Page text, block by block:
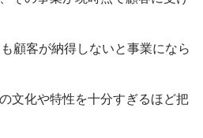
顧客が納得しないと事業になら
文化や特性を十分すぎるほど把